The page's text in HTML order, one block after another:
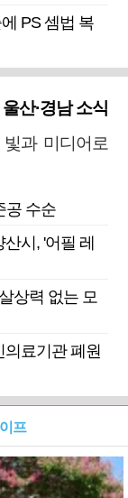
PS 셈법 복
울산·경남 소식
과 미디어로
공 수순
시, '어필 레
상력 없는 모
료기관 폐원
프